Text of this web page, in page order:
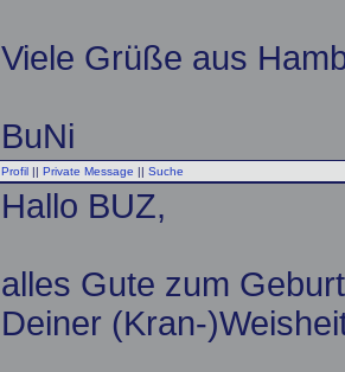
Viele Grüße aus
BuNi
Profil || Private Message || Suche
Hallo BUZ,
alles Gute zum
Deiner (Kran-